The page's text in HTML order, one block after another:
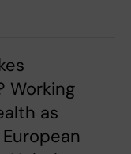
Working
as